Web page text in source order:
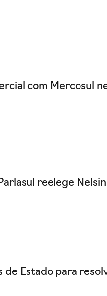
com Mercosul
reelege
de Estado para